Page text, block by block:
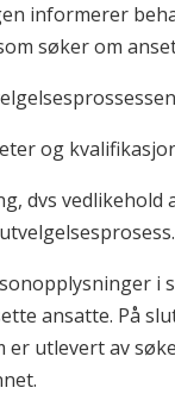
informerer
søker om
og
dvs
i
ansatte. På
er utlevert av